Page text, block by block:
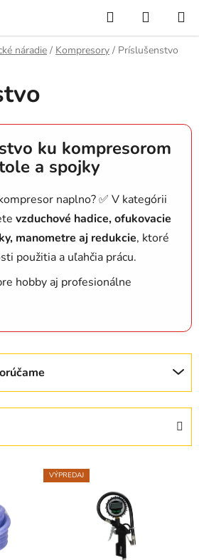
Hľadať
KOŠÍK
náradie / Kompresory / Príslušenstvo
ku kompresorom
a spojky
naplno? ✅ V kategórii
vzduchové hadice, ofukovacie
manometre aj redukcie, ktoré
použitia a uľahčia prácu.
hobby aj profesionálne
VÝPREDAJ